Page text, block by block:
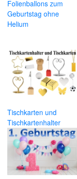
Folienballons zum
Geburtstag ohne
Helium
Tischkarten und
Tischkartenhalter